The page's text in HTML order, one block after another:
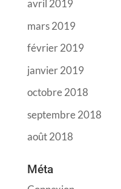
avril 2019
mars 2019
février 2019
janvier 2019
octobre 2018
septembre 2018
août 2018
Méta